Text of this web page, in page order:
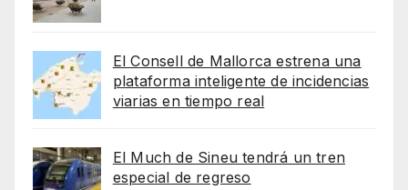
El Consell de Mallorca estrena una
plataforma inteligente de incidencias
viarias en tiempo real
El Much de Sineu tendrá un tren
especial de regreso